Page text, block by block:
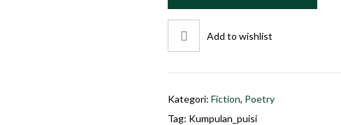
Add to wishlist
Kategori: Fiction, Poetry
Tag: Kumpulan_puisi